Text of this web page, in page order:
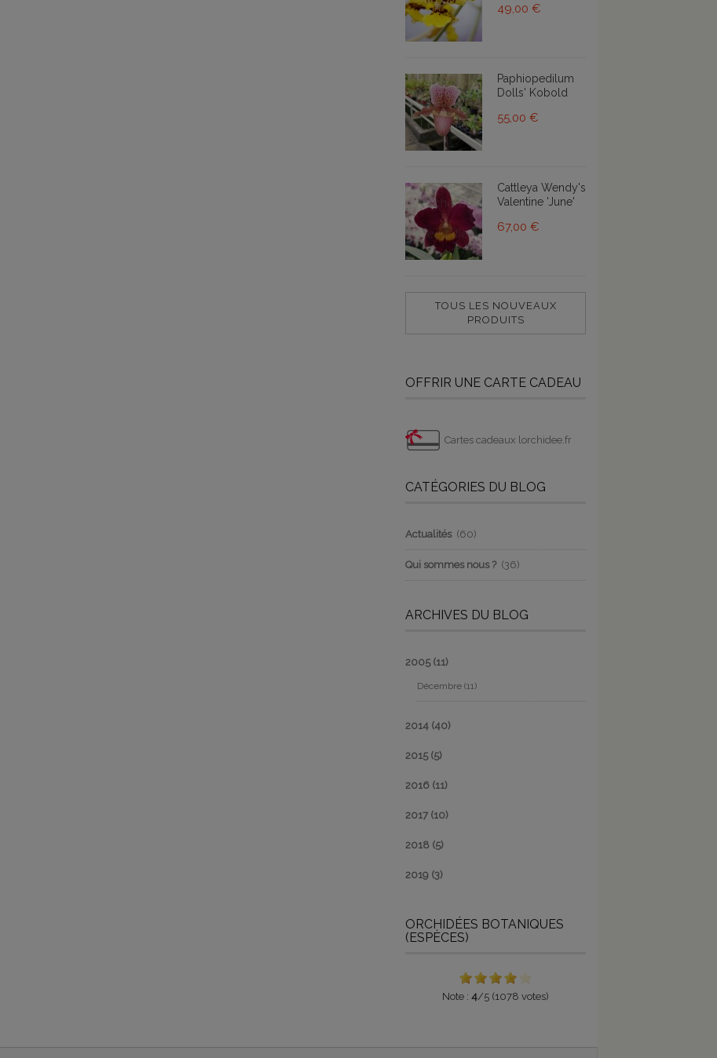
49,00 €
Paphiopedilum
Dolls' Kobold
55,00 €
Cattleya Wendy's
Valentine 'June'
67,00 €
TOUS LES NOUVEAUX
PRODUITS
OFFRIR UNE CARTE CADEAU
Cartes cadeaux lorchidee.fr
CATÉGORIES DU BLOG
Actualités (60)
Qui sommes nous ? (36)
ARCHIVES DU BLOG
2005 (11)
Décembre (11)
2014 (40)
2015 (5)
2016 (11)
2017 (10)
2018 (5)
2019 (3)
ORCHIDÉES BOTANIQUES
(ESPÈCES)
Note : 4/5 (1078 votes)